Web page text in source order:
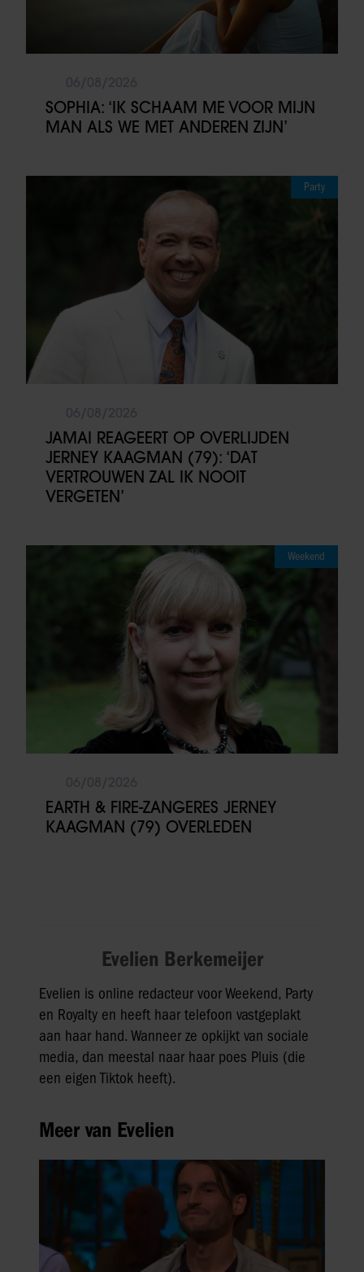
SOPHIA: ‘IK SCHAAM ME VOOR MIJN
MAN ALS WE MET ANDEREN ZIJN’
Party
JAMAI REAGEERT OP OVERLIJDEN
JERNEY KAAGMAN (79): ‘DAT
VERTROUWEN ZAL IK NOOIT
VERGETEN’
Weekend
EARTH & FIRE-ZANGERES JERNEY
KAAGMAN (79) OVERLEDEN
Evelien Berkemeijer
Evelien is online redacteur voor Weekend, Party
en Royalty en heeft haar telefoon vastgeplakt
aan haar hand. Wanneer ze opkijkt van sociale
media, dan meestal naar haar poes Pluis (die
een eigen Tiktok heeft).
Meer van Evelien